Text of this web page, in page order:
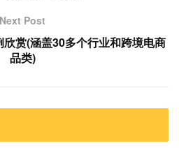
Next Post
赏(涵盖30多个行业和跨境电商
品类)